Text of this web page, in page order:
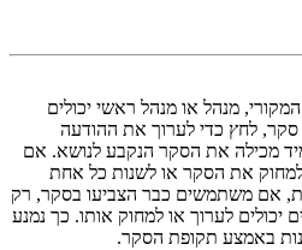
מנהל או מנהל ראשי יכולים
סקר, לחץ כדי לערוך את ההודעה
מכילה את הסקר הנקבע לנושא. אם
את הסקר או לשנות כל אחת
אם משתמשים כבר הצביעו בסקר, רק
יכולים לערוך או למחוק אותו. כך נמנע
באמצע תקופת הסקר.